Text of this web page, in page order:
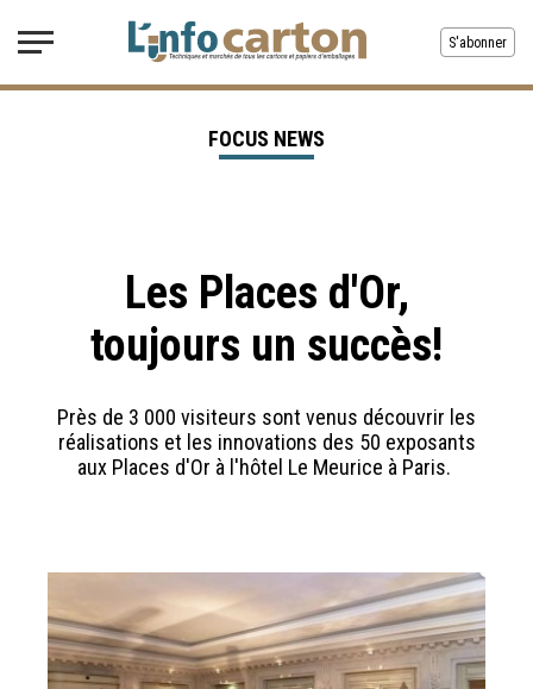
S'abonner
Les Places d'Or,
toujours un succès!
Près de 3 000 visiteurs sont venus découvrir les
réalisations et les innovations des 50 exposants
aux Places d'Or à l'hôtel Le Meurice à Paris.
FOCUS NEWS